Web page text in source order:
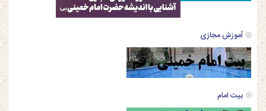
آموزش مجازی
بیت امام